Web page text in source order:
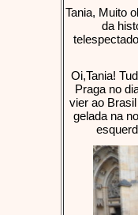
Tania, Muito
da
Oi,Tania!
Praga no
vier ao
gelada na